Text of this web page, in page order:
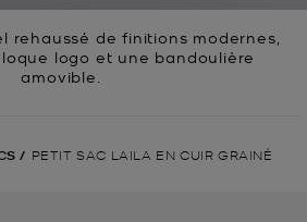
rehaussé de finitions modernes,
logo et une bandoulière
amovible.
/ PETIT SAC LAILA EN CUIR GRAINÉ